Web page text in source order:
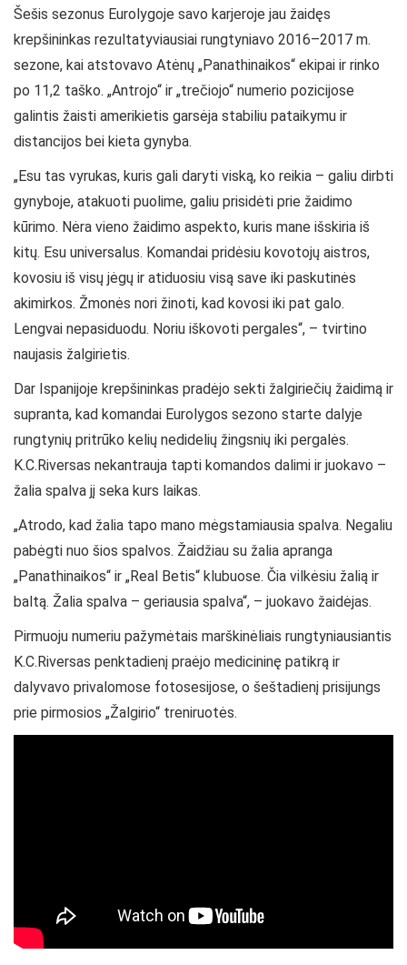
Šešis sezonus Eurolygoje savo karjeroje jau žaidęs
krepšininkas rezultatyviausiai rungtyniavo 2016–2017 m.
sezone, kai atstovavo Atėnų „Panathinaikos“ ekipai ir rinko
po 11,2 taško. „Antrojo“ ir „trečiojo“ numerio pozicijose
galintis žaisti amerikietis garsėja stabiliu pataikymu ir
distancijos bei kieta gynyba.
„Esu tas vyrukas, kuris gali daryti viską, ko reikia – galiu dirbti
gynyboje, atakuoti puolime, galiu prisidėti prie žaidimo
kūrimo. Nėra vieno žaidimo aspekto, kuris mane išskiria iš
kitų. Esu universalus. Komandai pridėsiu kovotojų aistros,
kovosiu iš visų jėgų ir atiduosiu visą save iki paskutinės
akimirkos. Žmonės nori žinoti, kad kovosi iki pat galo.
Lengvai nepasiduodu. Noriu iškovoti pergales“, – tvirtino
naujasis žalgirietis.
Dar Ispanijoje krepšininkas pradėjo sekti žalgiriečių žaidimą ir
supranta, kad komandai Eurolygos sezono starte dalyje
rungtynių pritrūko kelių nedidelių žingsnių iki pergalės.
K.C.Riversas nekantrauja tapti komandos dalimi ir juokavo –
žalia spalva jį seka kurs laikas.
„Atrodo, kad žalia tapo mano mėgstamiausia spalva. Negaliu
pabėgti nuo šios spalvos. Žaidžiau su žalia apranga
„Panathinaikos“ ir „Real Betis“ klubuose. Čia vilkėsiu žalią ir
baltą. Žalia spalva – geriausia spalva“, – juokavo žaidėjas.
Pirmuoju numeriu pažymėtais marškinėliais rungtyniausiantis
K.C.Riversas penktadienį praėjo medicininę patikrą ir
dalyvavo privalomose fotosesijose, o šeštadienį prisijungs
prie pirmosios „Žalgirio“ treniruotės.